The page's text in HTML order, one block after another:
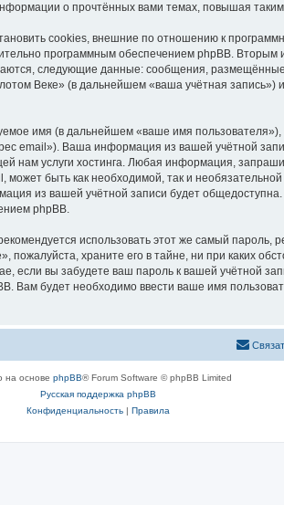
о прочтённых вами темах, повышая
cookies, внешние по отношению к
программным обеспечением phpBB.
следующие данные: сообщения,
Веке» (в дальнейшем «ваша учётная запись»)
имя (в дальнейшем «ваше имя
email»). Ваша информация из вашей учётной
услуги хостинга. Любая информация,
быть как необходимой, так и
из вашей учётной записи будет общедоступна.
phpBB.
использовать этот же самый пароль,
храните его в тайне, ни при каких
если вы забудете ваш пароль к вашей учётной
будет необходимо ввести ваше имя
на основе phpBB® Forum Software © phpBB Limited
Русская поддержка phpBB
Конфиденциальность| Правила